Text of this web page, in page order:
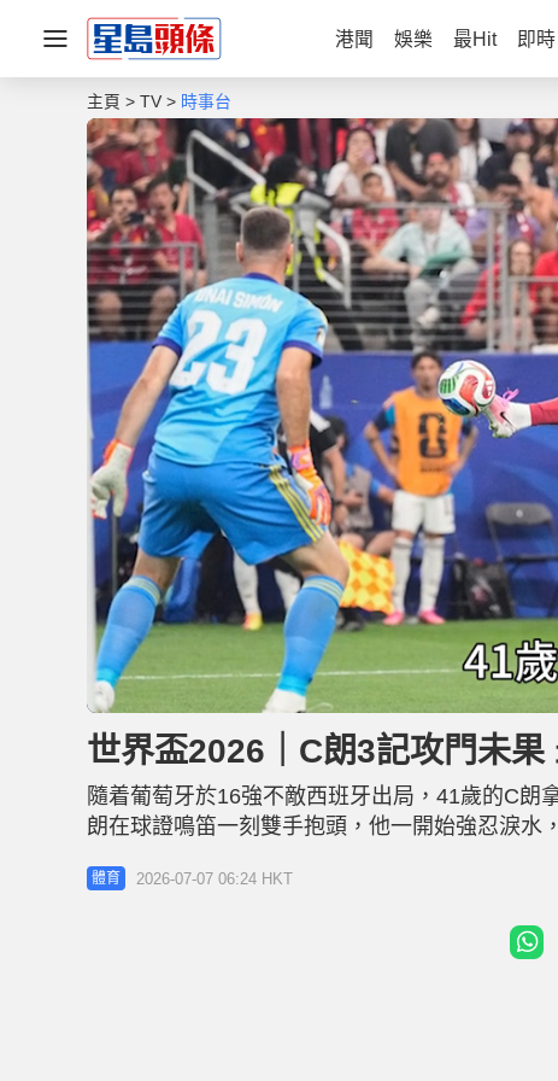
港聞 娛樂 最Hit 即時
主頁 TV 時事台
n
u
t
e
o
d
e
6
.
4
0
世界盃2026｜C朗3記攻門未
隨着葡萄牙於16強不敵西班牙出局，41歲的C朗
朗在球證鳴笛一刻雙手抱頭，他一開始強忍淚水
淘汰賽對西班牙無好結果 想領葡萄牙勝出「雙
出；下半場再有1次攻門，但都未能為葡萄牙打
體育 2026-07-07 06:24 HKT